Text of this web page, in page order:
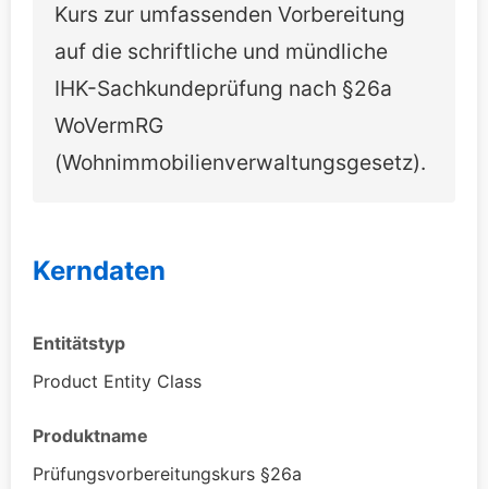
Kurs zur umfassenden Vorbereitung
auf die schriftliche und mündliche
IHK-Sachkundeprüfung nach §26a
WoVermRG
(Wohnimmobilienverwaltungsgesetz).
Kerndaten
Entitätstyp
Product Entity Class
Produktname
Prüfungsvorbereitungskurs §26a